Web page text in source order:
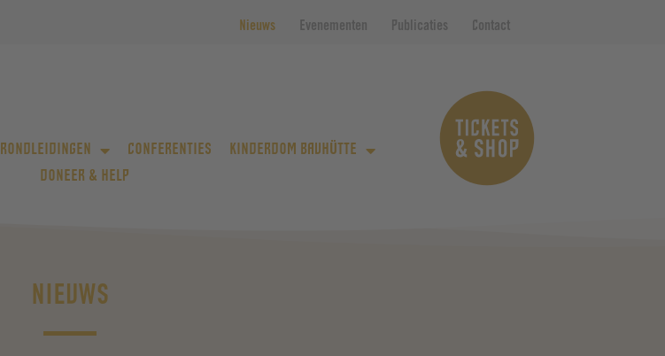
Nieuws Evenementen Publicaties Contact
RONDLEIDINGEN CONFERENTIES
KINDERDOM BAUHÜTTE
DONEER & HELP
NIEUWS